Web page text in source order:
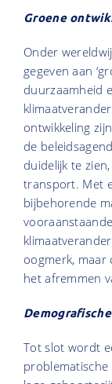
Groene
Onder
gegeven aan
duurzaamheid
ontwikkeling
de
duidelijk te
transport. Met
bijbehorende
oogmerk, maar
het afremmen
Tot slot wordt